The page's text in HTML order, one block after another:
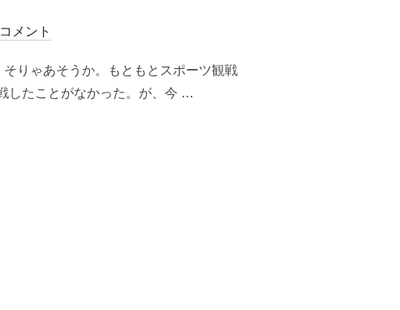
メント
りゃあそうか。もともとスポーツ観戦
したことがなかった。が、今 …